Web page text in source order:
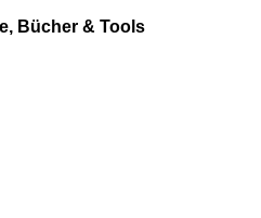
Bücher & Tools